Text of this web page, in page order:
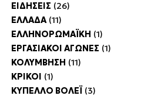
ΕΙΔΗΣΕΙΣ (26)
ΕΛΛΑΔΑ(11)
ΕΛΛΗΝΟΡΩΜΑΪΚΗ (1)
ΕΡΓΑΣΙΑΚΟΙ ΑΓΩΝΕΣ (1)
ΚΟΛΥΜΒΗΣΗ (11)
ΚΡΙΚΟΙ
(1)
ΚΥΠΕΛΛΟ ΒΟΛΕΪ
(3)